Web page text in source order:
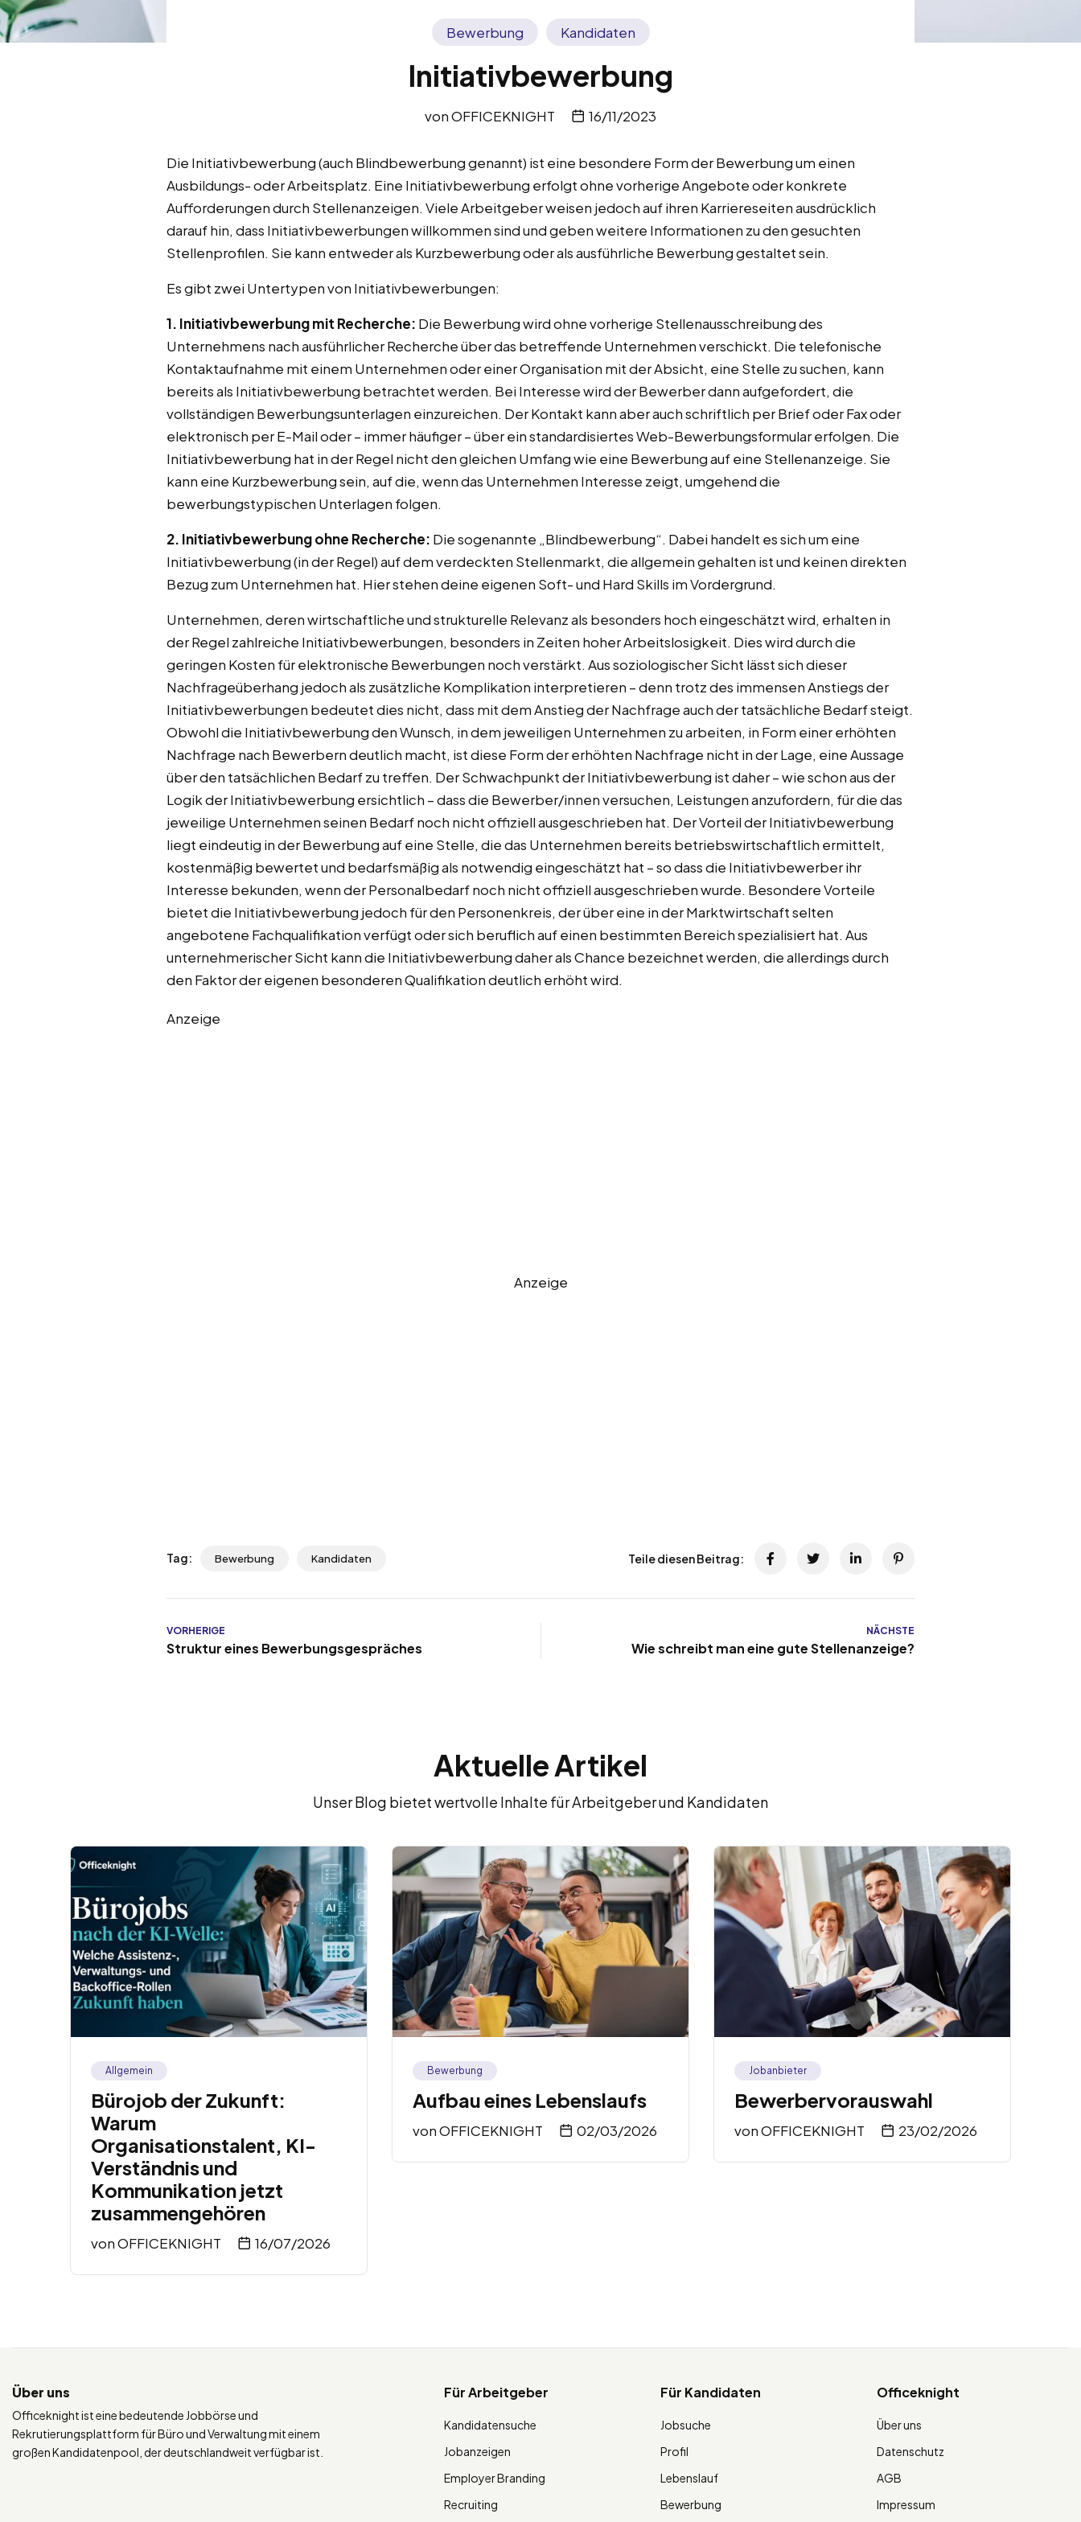
Bewerbung Kandidaten
Initiativbewerbung
vonOFFICEKNIGHT 16/11/2023
Die Initiativbewerbung (auch Blindbewerbung genannt) ist eine besondere Form der Bewerbung um einen
Ausbildungs- oder Arbeitsplatz. Eine Initiativbewerbung erfolgt ohne vorherige Angebote oder konkrete
Aufforderungen durch Stellenanzeigen. Viele Arbeitgeber weisen jedoch auf ihren Karriereseiten ausdrücklich
darauf hin, dass Initiativbewerbungen willkommen sind und geben weitere Informationen zu den gesuchten
Stellenprofilen. Sie kann entweder als Kurzbewerbung oder als ausführliche Bewerbung gestaltet sein.
Es gibt zwei Untertypen von Initiativbewerbungen:
1. Initiativbewerbung mit Recherche: Die Bewerbung wird ohne vorherige Stellenausschreibung des
Unternehmens nach ausführlicher Recherche über das betreffende Unternehmen verschickt. Die telefonische
Kontaktaufnahme mit einem Unternehmen oder einer Organisation mit der Absicht, eine Stelle zu suchen, kann
bereits als Initiativbewerbung betrachtet werden. Bei Interesse wird der Bewerber dann aufgefordert, die
vollständigen Bewerbungsunterlagen einzureichen. Der Kontakt kann aber auch schriftlich per Brief oder Fax oder
elektronisch per E-Mail oder – immer häufiger – über ein standardisiertes Web-Bewerbungsformular erfolgen. Die
Initiativbewerbung hat in der Regel nicht den gleichen Umfang wie eine Bewerbung auf eine Stellenanzeige. Sie
kann eine Kurzbewerbung sein, auf die, wenn das Unternehmen Interesse zeigt, umgehend die
bewerbungstypischen Unterlagen folgen.
2. Initiativbewerbung ohne Recherche: Die sogenannte „Blindbewerbung“. Dabei handelt es sich um eine
Initiativbewerbung (in der Regel) auf dem verdeckten Stellenmarkt, die allgemein gehalten ist und keinen direkten
Bezug zum Unternehmen hat. Hier stehen deine eigenen Soft- und Hard Skills im Vordergrund.
Unternehmen, deren wirtschaftliche und strukturelle Relevanz als besonders hoch eingeschätzt wird, erhalten in
der Regel zahlreiche Initiativbewerbungen, besonders in Zeiten hoher Arbeitslosigkeit. Dies wird durch die
geringen Kosten für elektronische Bewerbungen noch verstärkt. Aus soziologischer Sicht lässt sich dieser
Nachfrageüberhang jedoch als zusätzliche Komplikation interpretieren – denn trotz des immensen Anstiegs der
Initiativbewerbungen bedeutet dies nicht, dass mit dem Anstieg der Nachfrage auch der tatsächliche Bedarf steigt.
Obwohl die Initiativbewerbung den Wunsch, in dem jeweiligen Unternehmen zu arbeiten, in Form einer erhöhten
Nachfrage nach Bewerbern deutlich macht, ist diese Form der erhöhten Nachfrage nicht in der Lage, eine Aussage
über den tatsächlichen Bedarf zu treffen. Der Schwachpunkt der Initiativbewerbung ist daher – wie schon aus der
Logik der Initiativbewerbung ersichtlich – dass die Bewerber/innen versuchen, Leistungen anzufordern, für die das
jeweilige Unternehmen seinen Bedarf noch nicht offiziell ausgeschrieben hat. Der Vorteil der Initiativbewerbung
liegt eindeutig in der Bewerbung auf eine Stelle, die das Unternehmen bereits betriebswirtschaftlich ermittelt,
kostenmäßig bewertet und bedarfsmäßig als notwendig eingeschätzt hat – so dass die Initiativbewerber ihr
Interesse bekunden, wenn der Personalbedarf noch nicht offiziell ausgeschrieben wurde. Besondere Vorteile
bietet die Initiativbewerbung jedoch für den Personenkreis, der über eine in der Marktwirtschaft selten
angebotene Fachqualifikation verfügt oder sich beruflich auf einen bestimmten Bereich spezialisiert hat. Aus
unternehmerischer Sicht kann die Initiativbewerbung daher als Chance bezeichnet werden, die allerdings durch
den Faktor der eigenen besonderen Qualifikation deutlich erhöht wird.
Anzeige
Anzeige
Tag: Bewerbung Kandidaten Teile diesen Beitrag:
VORHERIGE
Struktur eines Bewerbungsgespräches
NÄCHSTE
Wie schreibt man eine gute Stellenanzeige?
Aktuelle Artikel
Unser Blog bietet wertvolle Inhalte für Arbeitgeber und Kandidaten
Allgemein
Bürojob der Zukunft:
Warum
Organisationstalent, KI-
Verständnis und
Kommunikation jetzt
zusammengehören
vonOFFICEKNIGHT 16/07/2026
Bewerbung
Aufbau eines Lebenslaufs
vonOFFICEKNIGHT 02/03/2026
Jobanbieter
Bewerbervorauswahl
vonOFFICEKNIGHT 23/02/2026
Über uns
Officeknight ist eine bedeutende Jobbörse und
Rekrutierungsplattform für Büro und Verwaltung mit einem
großen Kandidatenpool, der deutschlandweit verfügbar ist.
Für Arbeitgeber
Kandidatensuche
Jobanzeigen
Employer Branding
Recruiting
Für Kandidaten
Jobsuche
Profil
Lebenslauf
Bewerbung
Officeknight
Über uns
Datenschutz
AGB
Impressum